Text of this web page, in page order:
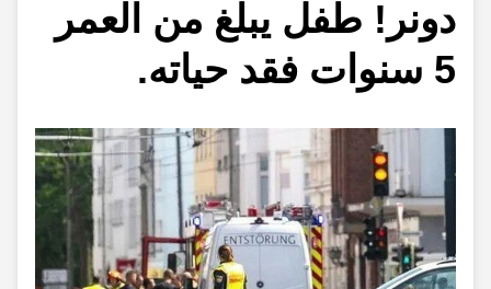
دونر! طفل يبلغ من العمر
5 سنوات فقد حياته.